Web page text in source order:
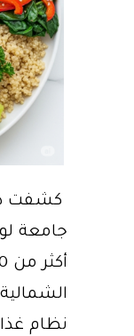
كشفت
جامعة
نظام